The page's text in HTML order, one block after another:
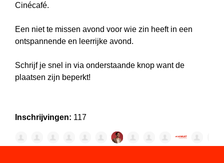
Cinécafé.
Een niet te missen avond voor wie zin heeft in een
ontspannende en leerrijke avond.
Schrijf je snel in via onderstaande knop want de
plaatsen zijn beperkt!
Inschrijvingen: 117